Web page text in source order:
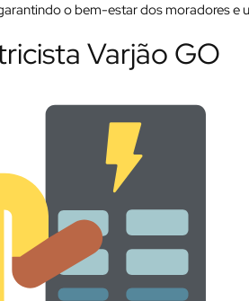
o bem-estar dos moradores e
Varjão GO